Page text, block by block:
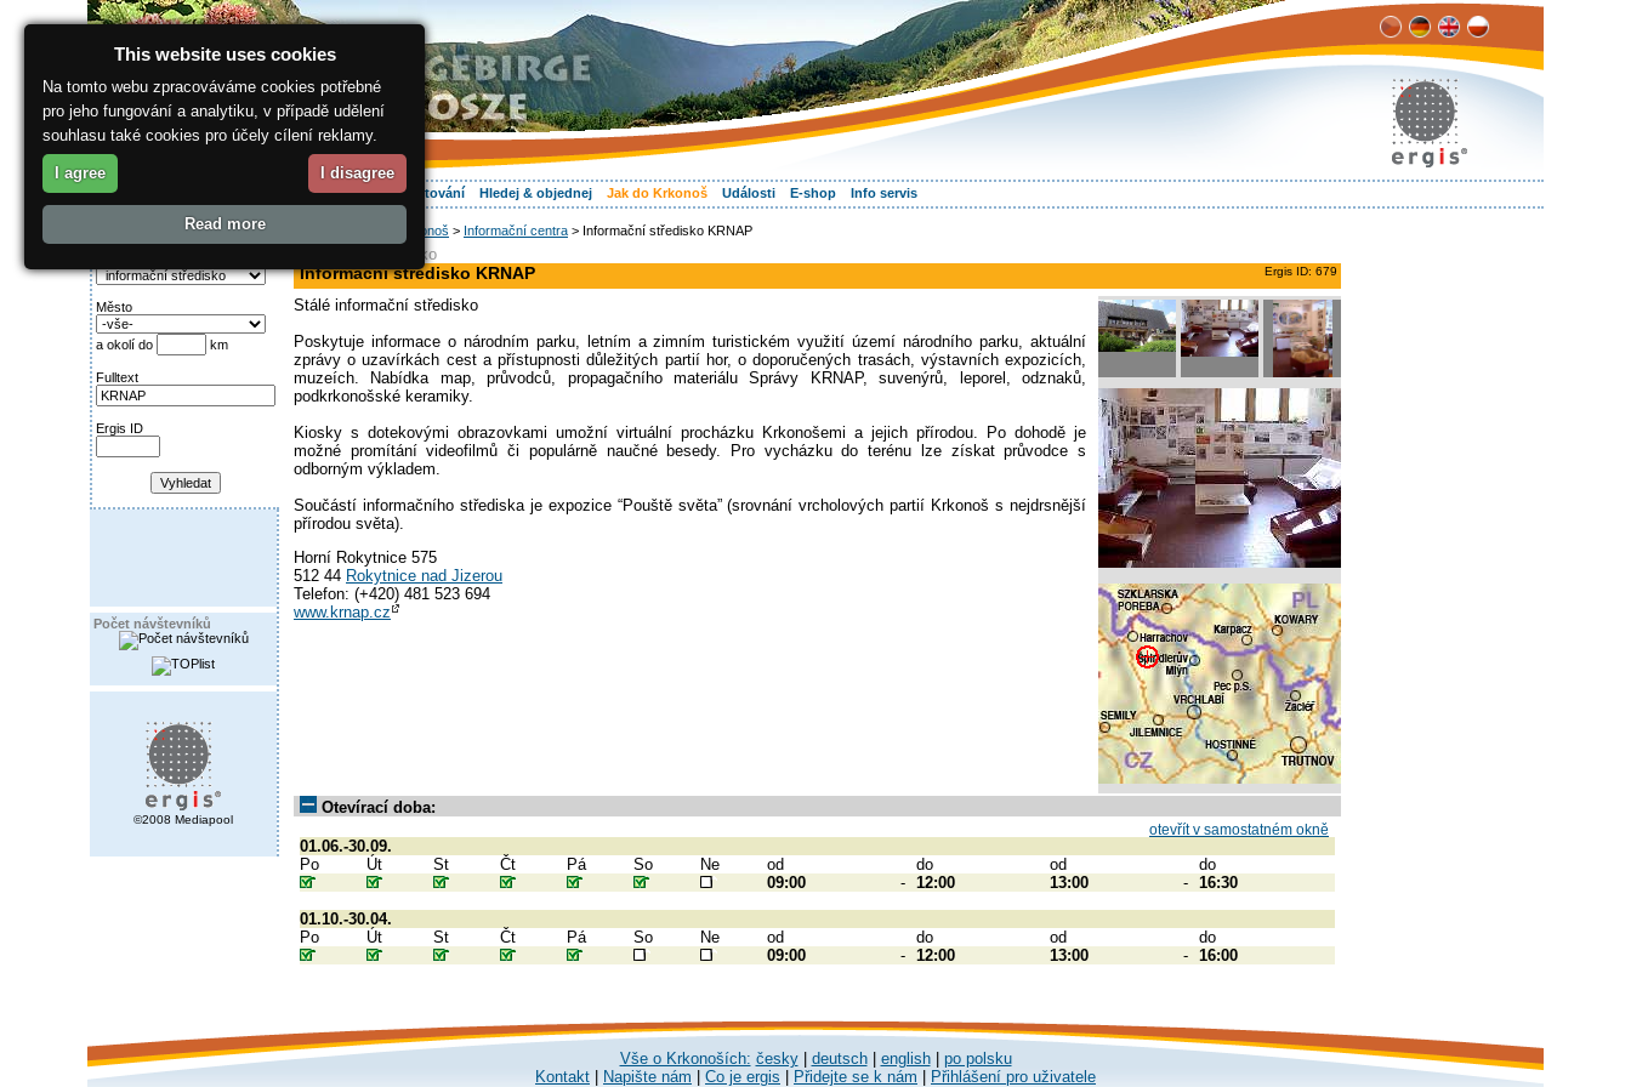
O regionu Vaše dovolená Ubytování Hledej & objednej Jak do Krkonoš Události E-shop Info servis
Najděte si:
Město
a okolí do km
Fulltext
Ergis ID
Počet návštevníků
©2008 Mediapool
Jak do Krkonoš > Informační centra > Informační středisko KRNAP
informační středisko
Ergis ID: 679
Informační středisko KRNAP
Stálé informační středisko
Poskytuje informace o národním parku, letním a zimním turistickém využití území národního parku, aktuální
zprávy o uzavírkách cest a přístupnosti důležitých partií hor, o doporučených trasách, výstavních expozicích,
muzeích. Nabídka map, průvodců, propagačního materiálu Správy KRNAP, suvenýrů, leporel, odznaků,
podkrkonošské keramiky.
Kiosky s dotekovými obrazovkami umožní virtuální procházku Krkonošemi a jejich přírodou. Po dohodě je
možné promítání videofilmů či populárně naučné besedy. Pro vycházku do terénu lze získat průvodce s
odborným výkladem.
Součástí informačního střediska je expozice “Pouště světa” (srovnání vrcholových partií Krkonoš s nejdrsnější
přírodou světa).
Horní Rokytnice 575
512 44 Rokytnice nad Jizerou
Telefon: (+420) 481 523 694
www.krnap.cz
Otevírací doba:
otevřít v samostatném okně
01.06.-30.09.
Po
Út St Čt Pá So Ne od do od
do
09:00
- 12:00 13:00 - 16:30
01.10.-30.04.
Po
Út St Čt Pá So Ne od do od
do
09:00
- 12:00 13:00 - 16:00
Vše o Krkonoších: česky| deutsch| english| po polsku
Kontakt
Napište nám Co je ergis Přidejte se k nám Přihlášení pro uživatele
This website uses cookies
Na tomto webu zpracováváme cookies potřebné
pro jeho fungování a analytiku, v případě udělení
souhlasu také cookies pro účely cílení reklamy.
I agree I disagree
Read more